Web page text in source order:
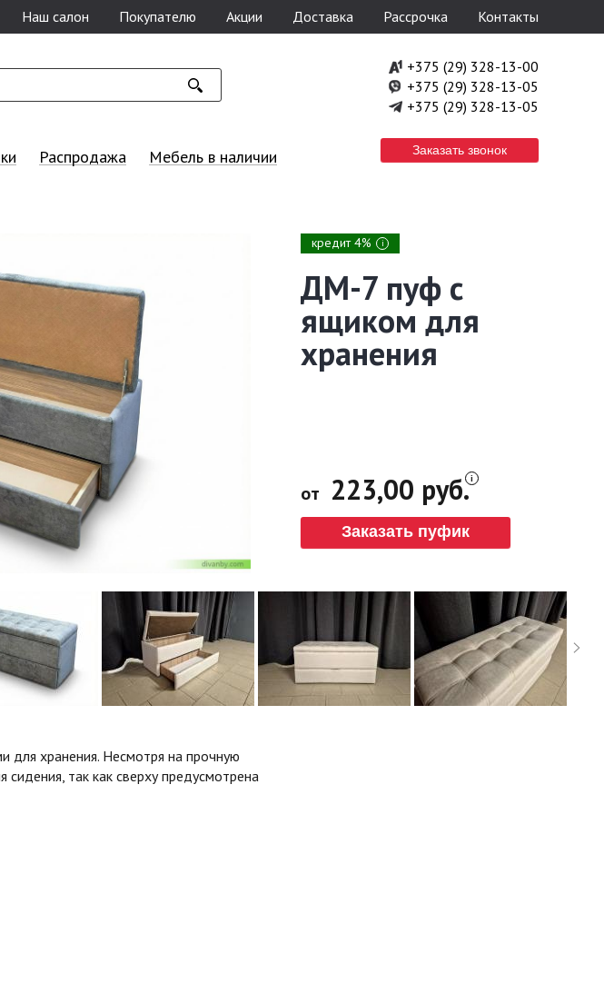
Наш салон Покупателю Акции Доставка Рассрочка Контакты
+375 (29) 328-13-00
+375 (29) 328-13-05
+375 (29) 328-13-05
Заказать звонок
Распродажа Мебель в наличии
кредит 4% i
ДМ-7 пуф с
ящиком для
хранения
от 223,00 руб.
Заказать пуфик
для хранения. Несмотря на прочную
сидения, так как сверху предусмотрена